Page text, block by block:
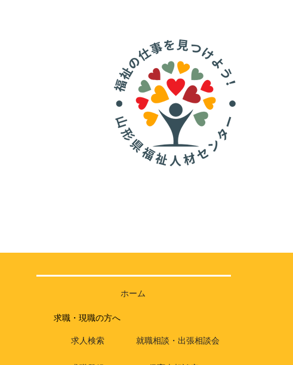
ホーム
求職・現職の方へ
求人検索 就職相談・出張相談会